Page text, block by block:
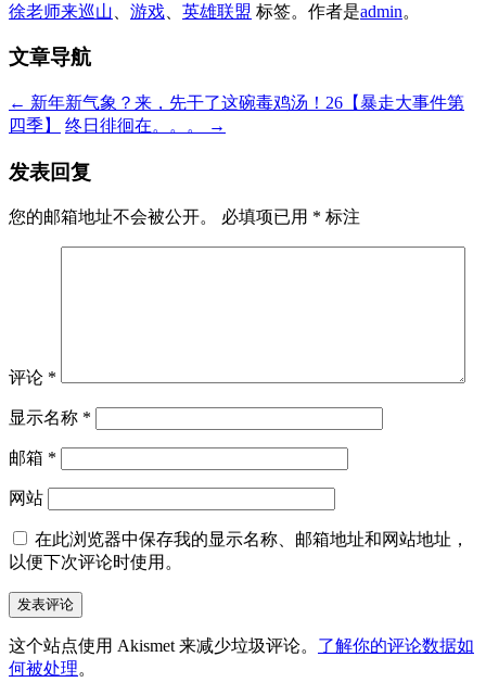
徐老师来巡山
游戏 英雄联盟 标签。 作者是admin。
文章导航
← 新年新气象？来，先干了这碗毒鸡汤！26【暴走大事件第
四季】
终日徘徊在。。。 →
发表回复
您的邮箱地址不会被公开。 必填项已用 * 标注
评论 *
显示名称 *
邮箱 *
网站
在此浏览器中保存我的显示名称、邮箱地址和网站地址，
以便下次评论时使用。
这个站点使用 Akismet 来减少垃圾评论。 了解你的评论数据如
何被处理。